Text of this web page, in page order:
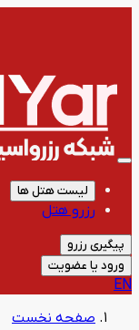
لیست هتل ها
رزرو هتل
پیگیری رزرو
ورود یا عضویت
EN
صفحه نخست